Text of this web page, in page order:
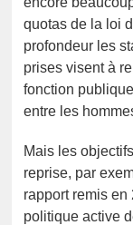
quotas de la loi
profondeur les
prises visent à
fonction
entre les
Mais les
reprise, par
rapport remis
politique active